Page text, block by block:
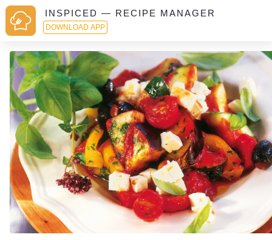
INSPICED — RECIPE MANAGER
DOWNLOAD APP